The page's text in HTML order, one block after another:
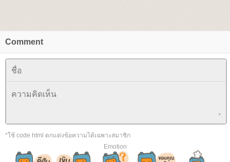
Comment
*ใช้ code html ตกแต่งข้อความได้เฉพาะสมาชิก
Emotion